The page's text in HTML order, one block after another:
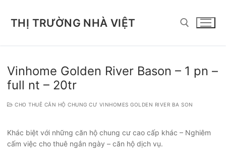
THỊ TRƯỜNG NHÀ VIỆT
Vinhome Golden River Bason – 1 pn –
full nt – 20tr
CHO THUÊ CĂN HỘ CHUNG CƯ VINHOMES GOLDEN RIVER BA SON
Khác biệt với những căn hộ chung cư cao cấp khác – Nghiêm
cấm việc cho thuê ngắn ngày – căn hộ dịch vụ.